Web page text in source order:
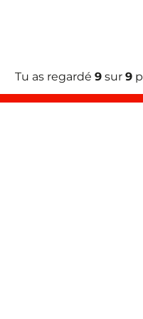
Tu as regardé 9 sur 9